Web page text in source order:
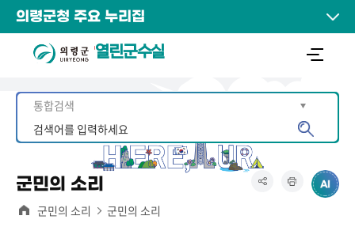
의령군청 주요 누리집
열린군수실
군민의 소리
군민의 소리 군민의 소리